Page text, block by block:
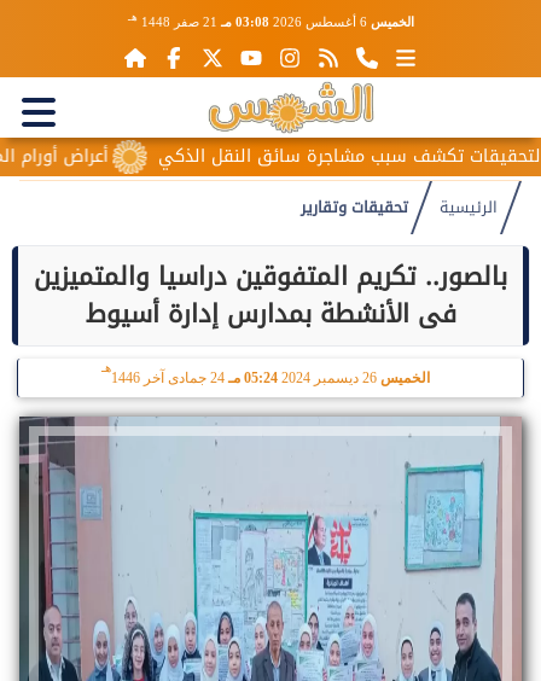
الخميس 6 أغسطس 2026 03:08 مـ 21 صفر 1448 هـ
أعراض أورام المبيض تكشف سبب مشاجرة سائق النقل الذكي
الرئيسية تحقيقات وتقارير
بالصور.. تكريم المتفوقين دراسيا والمتميزين
فى الأنشطة بمدارس إدارة أسيوط
الخميس 05:24 مـ 24 جمادى آخر 1446
هـ